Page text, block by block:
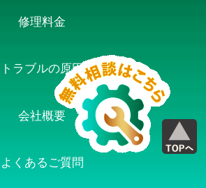
修理料金
トラブルの原因
会社概要
よくあるご質問